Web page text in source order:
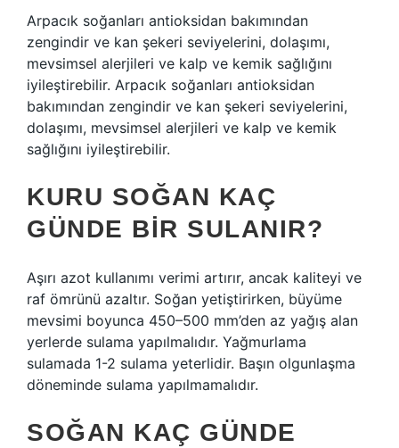
Arpacık soğanları antioksidan bakımından
zengindir ve kan şekeri seviyelerini, dolaşımı,
mevsimsel alerjileri ve kalp ve kemik sağlığını
iyileştirebilir. Arpacık soğanları antioksidan
bakımından zengindir ve kan şekeri seviyelerini,
dolaşımı, mevsimsel alerjileri ve kalp ve kemik
sağlığını iyileştirebilir.
KURU SOĞAN KAÇ
GÜNDE BIR SULANIR?
Aşırı azot kullanımı verimi artırır, ancak kaliteyi ve
raf ömrünü azaltır. Soğan yetiştirirken, büyüme
mevsimi boyunca 450–500 mm’den az yağış alan
yerlerde sulama yapılmalıdır. Yağmurlama
sulamada 1-2 sulama yeterlidir. Başın olgunlaşma
döneminde sulama yapılmamalıdır.
SOĞAN KAÇ GÜNDE